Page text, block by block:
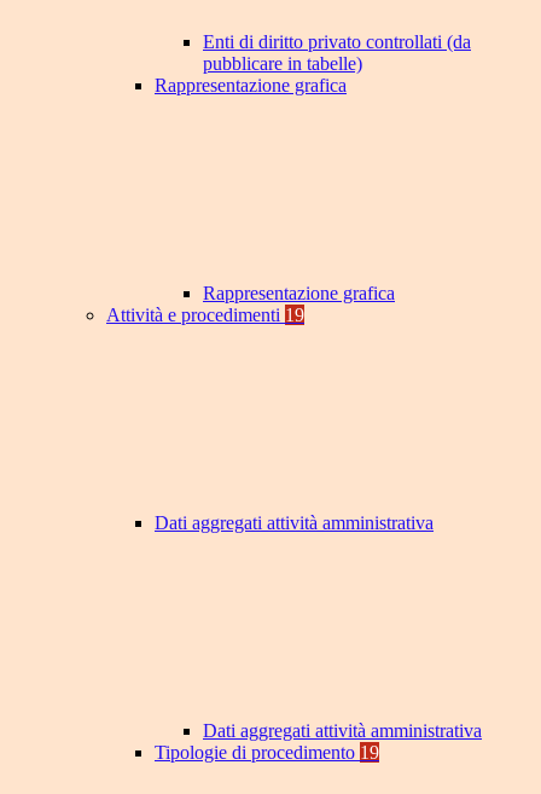
Enti di diritto privato controllati (da
pubblicare in tabelle)
Rappresentazione grafica
Rappresentazione grafica
Attività e procedimenti 19
Dati aggregati attività amministrativa
Dati aggregati attività amministrativa
Tipologie di procedimento 19